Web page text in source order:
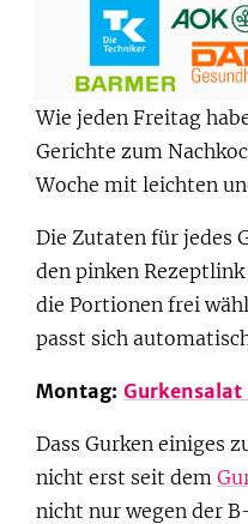
Wie jeden Freitag
Gerichte zum
Woche mit leichten
Die Zutaten für jedes
den pinken
die Portionen frei
passt sich
Montag:
Dass Gurken einiges
nicht erst seit dem
nicht nur wegen der